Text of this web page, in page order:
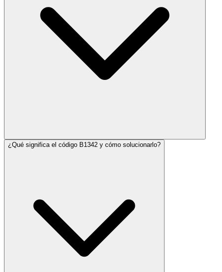
¿Qué significa el código B1342 y cómo solucionarlo?